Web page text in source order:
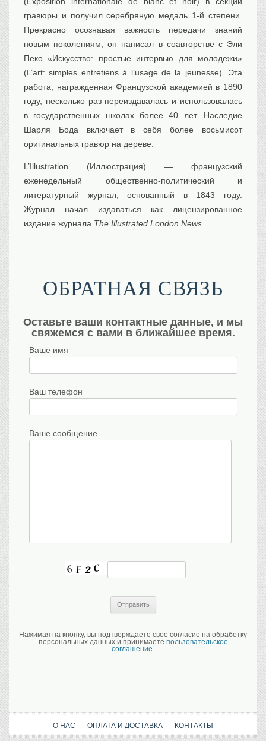
гравюры и получил серебряную медаль 1-й степени.
Прекрасно осознавая важность передачи знаний
новым поколениям, он написал в соавторстве с Эли
Пеко «Искусство: простые интервью для молодежи»
(L’art: simples entretiens à l’usage de la jeunesse). Эта
работа, награжденная Французской академией в 1890
году, несколько раз переиздавалась и использовалась
в государственных школах более 40 лет. Наследие
Шарля Бода включает в себя более восьмисот
оригинальных гравюр на дереве.
L’Illustration (Иллюстрация) — французский
еженедельный общественно-политический и
литературный журнал, основанный в 1843 году.
Журнал начал издаваться как лицензированное
издание журнала The Illustrated London News.
ОБРАТНАЯ СВЯЗЬ
Оставьте ваши контактные данные, и мы
свяжемся с вами в ближайшее время.
Ваше имя
Ваш телефон
Ваше сообщение
Нажимая на кнопку, вы подтверждаете свое согласие на обработку
персональных данных и принимаете пользовательское
соглашение.
О НАС ОПЛАТА И ДОСТАВКА КОНТАКТЫ